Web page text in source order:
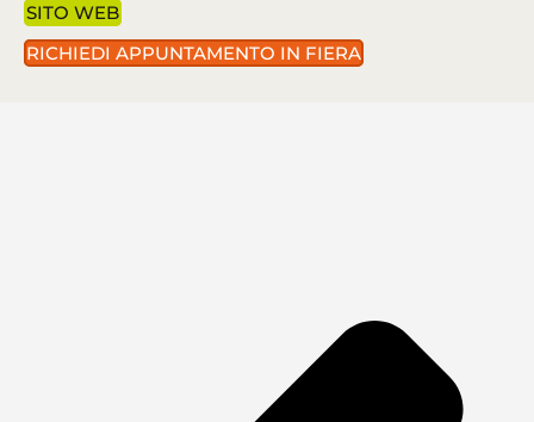
SITO WEB
RICHIEDI APPUNTAMENTO IN FIERA